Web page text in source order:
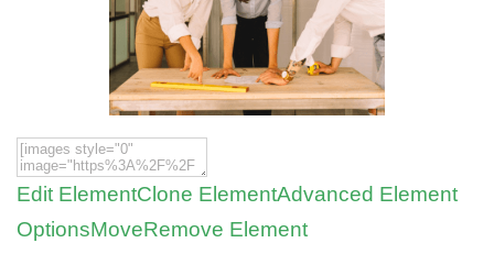
Edit ElementClone ElementAdvanced Element
OptionsMoveRemove Element